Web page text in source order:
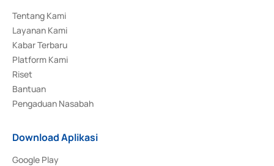
Tentang Kami
Layanan Kami
Kabar Terbaru
Platform Kami
Riset
Bantuan
Pengaduan Nasabah
Download Aplikasi
Google Play